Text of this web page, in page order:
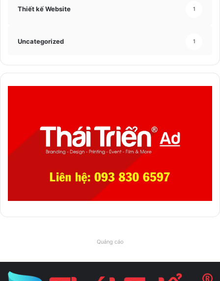
Thiết kế Website 1
Uncategorized 1
Quảng cáo